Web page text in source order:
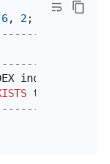
6, 2;  #
t1 (id